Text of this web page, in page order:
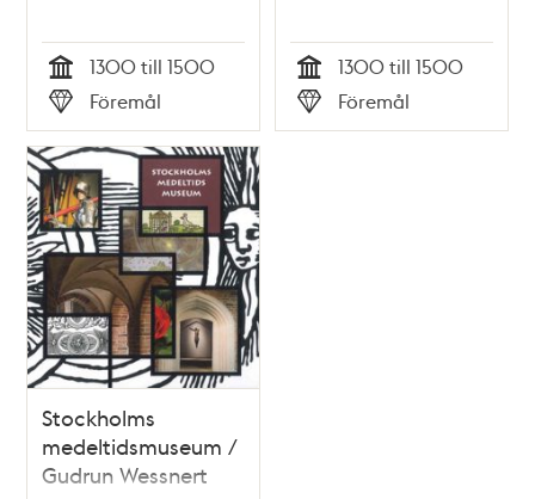
Tid
1300 till 1500
Typ
Föremål Tid
1300 till 1500
Typ
Föremål
Stockholms
medeltidsmuseum /
Gudrun Wessnert